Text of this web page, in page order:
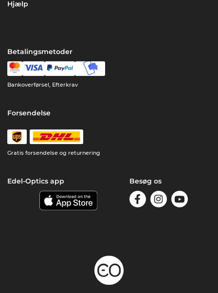
Hjælp
Betalingsmetoder
Bankoverførsel, Efterkrav
Forsendelse
Gratis forsendelse og returnering
Edel-Optics app Besøg os